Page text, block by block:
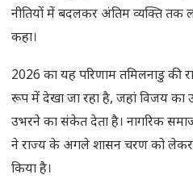
नीतियों में बदलकर अंतिम व्यक्ति तक
कहा।
2026 का यह परिणाम तमिलनाडु की
रूप में देखा जा रहा है, जहां विजय का
उभरने का संकेत देता है। नागरिक समाज
ने राज्य के अगले शासन चरण को लेकर
किया है।